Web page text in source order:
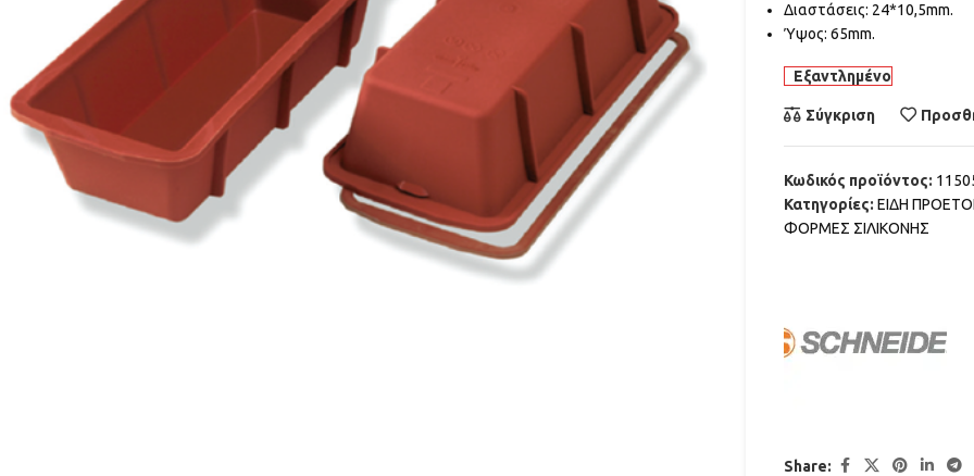
Διαστάσεις: 24*10,5mm.
Ύψος: 65mm.
Εξαντλημένο
Σύγκριση
Κωδικός προϊόντος:
Κατηγορίες: ΕΙΔΗ
ΦΟΡΜΕΣ ΣΙΛΙΚΟΝΗΣ
Share: